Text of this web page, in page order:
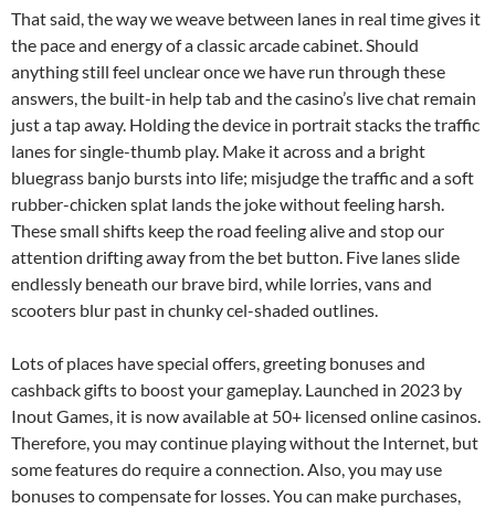
That said, the way we weave between lanes in real time gives it
the pace and energy of a classic arcade cabinet. Should
anything still feel unclear once we have run through these
answers, the built-in help tab and the casino’s live chat remain
just a tap away. Holding the device in portrait stacks the traffic
lanes for single-thumb play. Make it across and a bright
bluegrass banjo bursts into life; misjudge the traffic and a soft
rubber-chicken splat lands the joke without feeling harsh.
These small shifts keep the road feeling alive and stop our
attention drifting away from the bet button. Five lanes slide
endlessly beneath our brave bird, while lorries, vans and
scooters blur past in chunky cel-shaded outlines.
Lots of places have special offers, greeting bonuses and
cashback gifts to boost your gameplay. Launched in 2023 by
Inout Games, it is now available at 50+ licensed online casinos.
Therefore, you may continue playing without the Internet, but
some features do require a connection. Also, you may use
bonuses to compensate for losses. You can make purchases,